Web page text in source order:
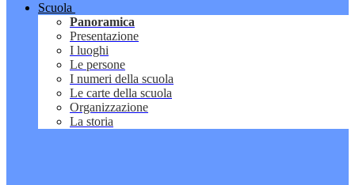
Scuola
Panoramica
Presentazione
I luoghi
Le persone
I numeri della scuola
Le carte della scuola
Organizzazione
La storia